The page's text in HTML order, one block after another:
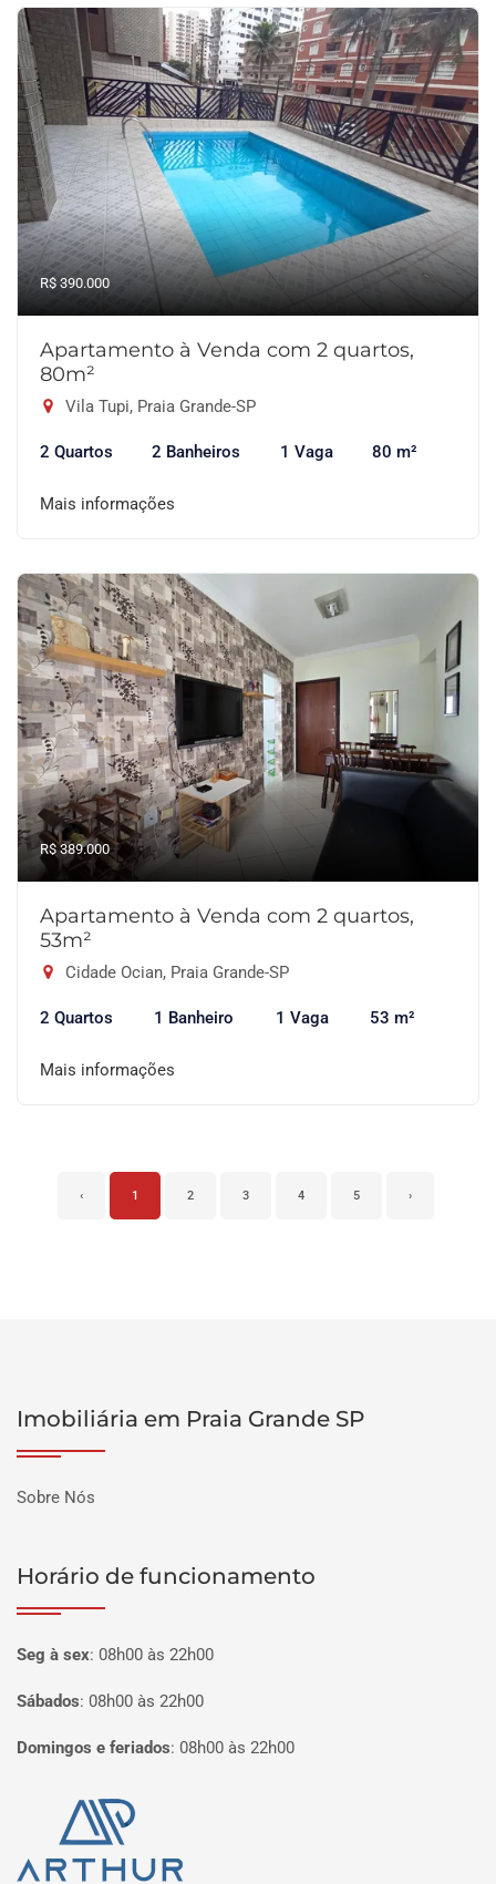
R$ 390.000
Apartamento à Venda com 2 quartos,
80m²
Vila Tupi, Praia Grande-SP
2 Quartos 2 Banheiros 1 Vaga 80 m²
Mais informações
R$ 389.000
Apartamento à Venda com 2 quartos,
53m²
Cidade Ocian, Praia Grande-SP
2 Quartos 1 Banheiro 1 Vaga 53 m²
Mais informações
‹ 1 2 3 4 5 ›
Imobiliária em Praia Grande SP
Sobre Nós
Horário de funcionamento
Seg à sex: 08h00 às 22h00
Sábados: 08h00 às 22h00
Domingos e feriados: 08h00 às 22h00
Página inicial